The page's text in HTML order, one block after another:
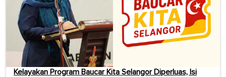
Kelayakan Program Baucar Kita Selangor Diperluas, Isi